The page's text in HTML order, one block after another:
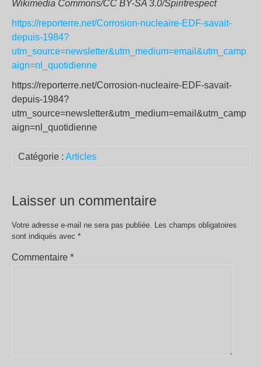
Wikimedia Commons/CC BY-SA 3.0/Spiritrespect
https://reporterre.net/Corrosion-nucleaire-EDF-savait-
depuis-1984?
utm_source=newsletter&utm_medium=email&utm_camp
aign=nl_quotidienne
https://reporterre.net/Corrosion-nucleaire-EDF-savait-
depuis-1984?
utm_source=newsletter&utm_medium=email&utm_camp
aign=nl_quotidienne
Catégorie : Articles
Laisser un commentaire
Votre adresse e-mail ne sera pas publiée. Les champs obligatoires
sont indiqués avec *
Commentaire *